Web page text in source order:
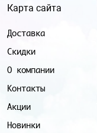
Доставка
Скидки
О компании
Контакты
Акции
Новинки
Карта сайта